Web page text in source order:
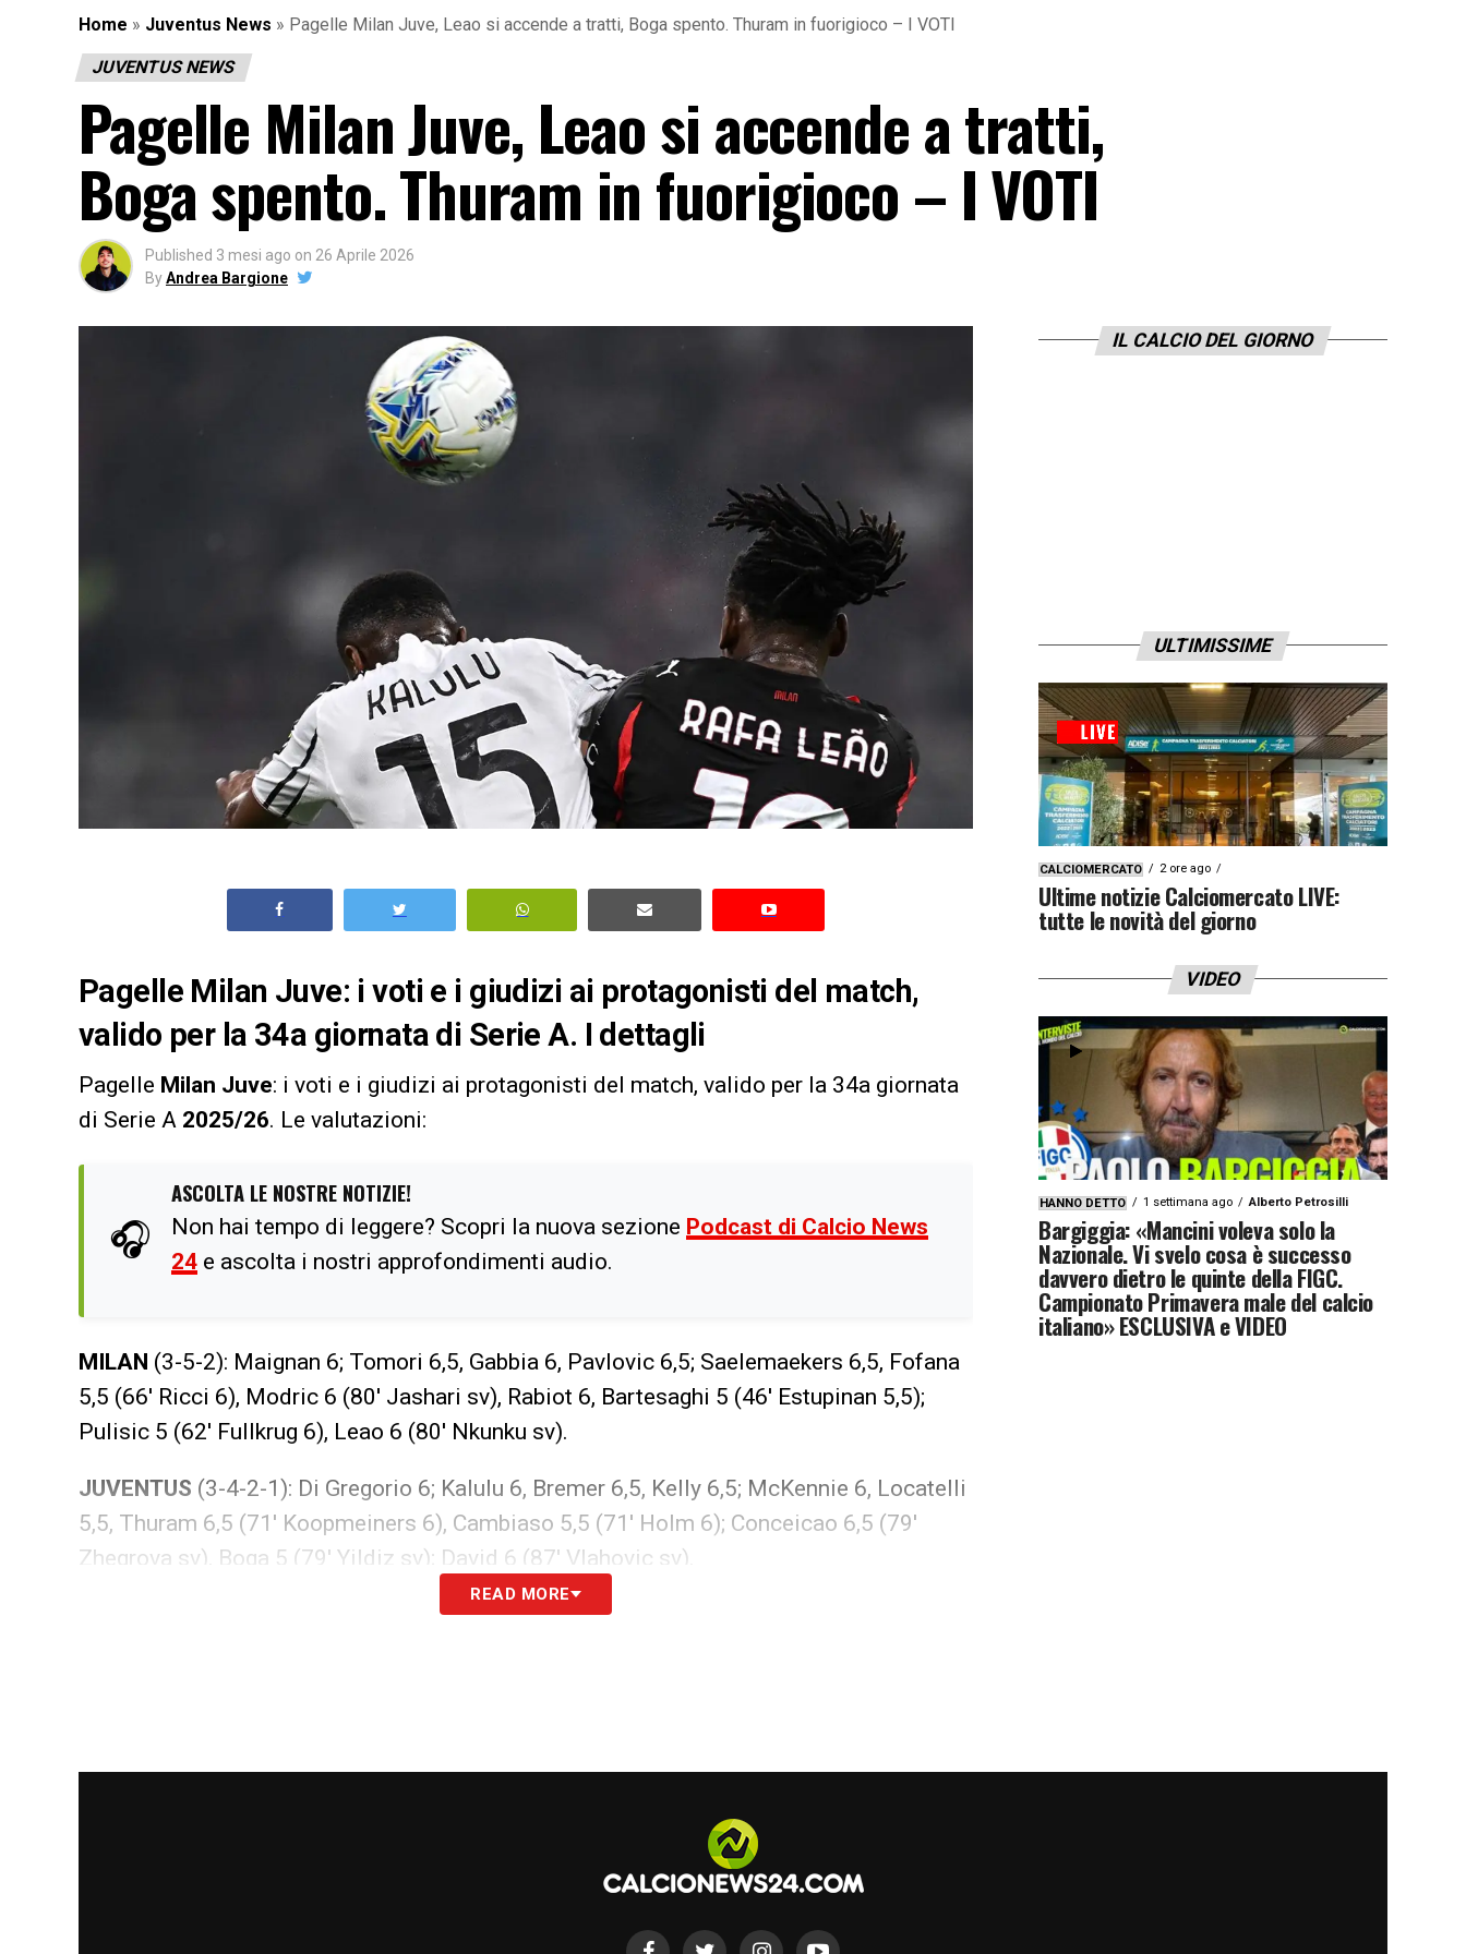
Home » Juventus News » Pagelle Milan Juve, Leao si accende a tratti, Boga spento. Thuram in fuorigioco – I VOTI
JUVENTUS NEWS
Pagelle Milan Juve, Leao si accende a tratti,
Boga spento. Thuram in fuorigioco – I VOTI
Published 3 mesi ago on 26 Aprile 2026
ByAndrea Bargione
Pagelle Milan Juve: i voti e i giudizi ai protagonisti del match,
valido per la 34a giornata di Serie A. I dettagli
Pagelle Milan Juve: i voti e i giudizi ai protagonisti del match, valido per la 34a giornata
di Serie A 2025/26. Le valutazioni:
🎧
ASCOLTA LE NOSTRE NOTIZIE!
Non hai tempo di leggere? Scopri la nuova sezione Podcast di Calcio News
24 e ascolta i nostri approfondimenti audio.
MILAN (3-5-2): Maignan 6; Tomori 6,5, Gabbia 6, Pavlovic 6,5; Saelemaekers 6,5, Fofana
5,5 (66′ Ricci 6), Modric 6 (80′ Jashari sv), Rabiot 6, Bartesaghi 5 (46′ Estupinan 5,5);
Pulisic 5 (62′ Fullkrug 6), Leao 6 (80′ Nkunku sv).
JUVENTUS (3-4-2-1): Di Gregorio 6; Kalulu 6, Bremer 6,5, Kelly 6,5; McKennie 6, Locatelli
5,5, Thuram 6,5 (71′ Koopmeiners 6), Cambiaso 5,5 (71′ Holm 6); Conceicao 6,5 (79′
Zhegrova sv), Boga 5 (79′ Yildiz sv); David 6 (87′ Vlahovic sv).
READ MORE
IL CALCIO DEL GIORNO
ULTIMISSIME
CALCIOMERCATO 2 ore ago
Ultime notizie Calciomercato LIVE:
tutte le novità del giorno
VIDEO
HANNO DETTO 1 settimana ago Alberto Petrosilli
Bargiggia: «Mancini voleva solo la
Nazionale. Vi svelo cosa è successo
davvero dietro le quinte della FIGC.
Campionato Primavera male del calcio
italiano» ESCLUSIVA e VIDEO